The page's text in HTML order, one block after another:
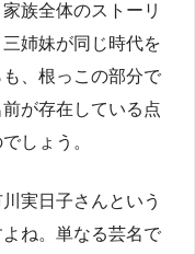
族全体のストーリ
姉妹が同じ時代を
、根っこの部分で
が存在している点
しょう。
実日子さんという
ね。単なる芸名で